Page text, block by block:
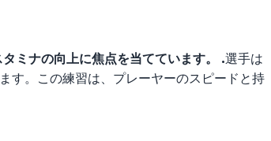
ミナの向上に焦点を当てています。 .選手は
す。この練習は、プレーヤーのスピードと持